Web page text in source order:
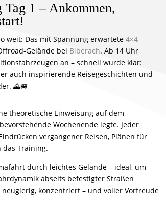
1 – Ankommen,
weit: Das mit Spannung erwartete 4×4
Gelände bei Biberach. Ab 14 Uhr
an – schnell wurde klar:
auch inspirierende Reisegeschichten und
🌄🚐
theoretische Einweisung auf dem
Wochenende legte. Jeder
vergangener Reisen, Plänen für
Training.
durch leichtes Gelände – ideal, um
abseits befestigter Straßen
konzentriert – und voller Vorfreude